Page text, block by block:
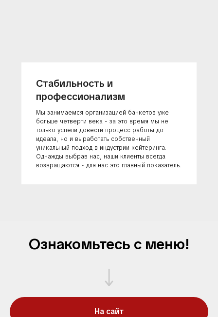
Стабильность и
профессионализм
Мы занимаемся организацией банкетов уже
больше четверти века - за это время мы не
только успели довести процесс работы до
идеала, но и выработать собственный
уникальный подход в индустрии кейтеринга.
Однажды выбрав нас, наши клиенты всегда
возвращаются - для нас это главный показатель.
Ознакомьтесь с меню!
На сайт